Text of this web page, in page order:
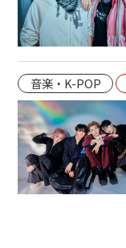
音楽・K-POP